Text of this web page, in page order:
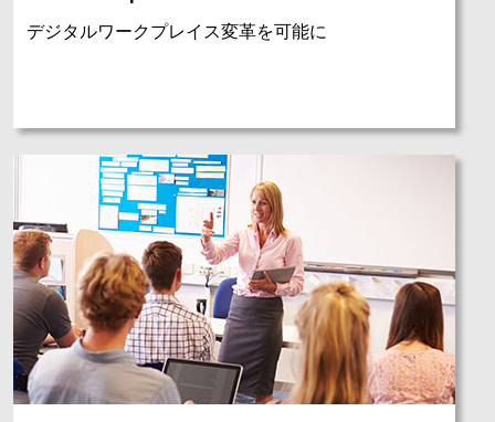
デジタルワークプレイス変革を可能に